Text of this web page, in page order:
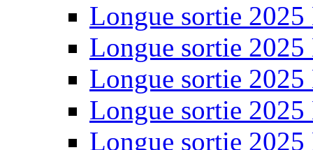
Longue sortie 2025
Longue sortie 2025
Longue sortie 2025
Longue sortie 2025
Longue sortie 2025